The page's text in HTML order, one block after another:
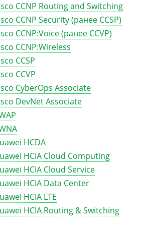
CCNP Routing and Switching
CCNP Security (ранее CCSP)
CCNP:Voice (ранее CCVP)
CCNP:Wireless
CCSP
CCVP
CyberOps Associate
DevNet Associate
HCDA
HCIA Cloud Computing
HCIA Cloud Service
HCIA Data Center
HCIA LTE
HCIA Routing & Switching